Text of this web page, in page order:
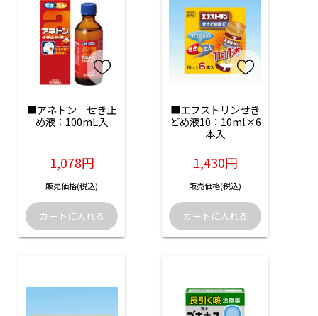
■アネトン　せき止
め液：100mL入
1,078円
販売価格(税込)
■エフストリンせき
どめ液10：10ml×6
本入
1,430円
販売価格(税込)